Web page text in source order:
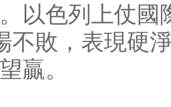
以色列上仗國
不敗，表現硬
贏。